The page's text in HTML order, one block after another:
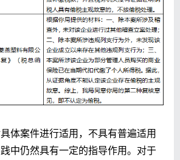
体案件进行适用，不具有普遍适用
中仍然具有一定的指导作用。对于